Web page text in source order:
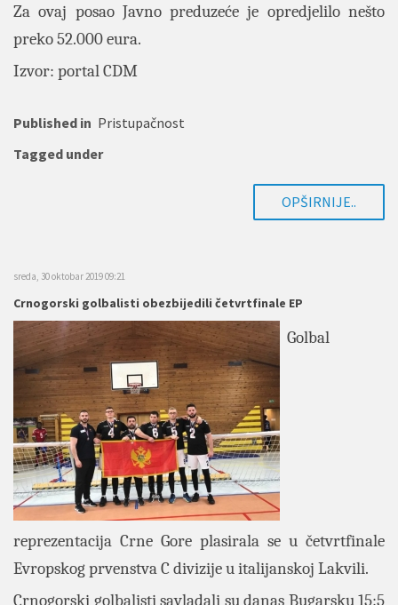
Za ovaj posao Javno preduzeće je opredjelilo nešto
preko 52.000 eura.
Izvor: portal CDM
Published in Pristupačnost
Tagged under
OPŠIRNIJE..
sreda, 30 oktobar 2019 09:21
Crnogorski golbalisti obezbijedili četvrtfinale EP
Golbal
reprezentacija Crne Gore plasirala se u četvrtfinale
Evropskog prvenstva C divizije u italijanskoj Lakvili.
Crnogorski golbalisti savladali su danas Bugarsku 15:5